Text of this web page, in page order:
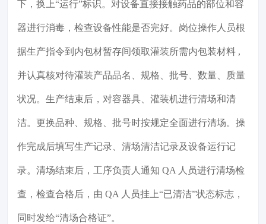
下，换上“运行”标识。对设备直接接触药品的部位和容
器进行消毒，检查设备性能是否完好。岗位操作人员根
据生产指令到内包材暂存间领取灌装所需内包装材料 ,
并认真核对待灌装产品品名、规格、批号、数量、质量
状况。生产结束后，对容器具、灌装机进行清场和清
洁。更换品种、规格、批号时按规定全面进行清场。操
作完成后填写生产记录、清场清洁记录及设备运行记
录。清场结束后，工序负责人通知 QA 人员进行清场检
查，检查合格后，由 QA 人员挂上“已清洁”状态标志，
同时发给“清场合格证”。